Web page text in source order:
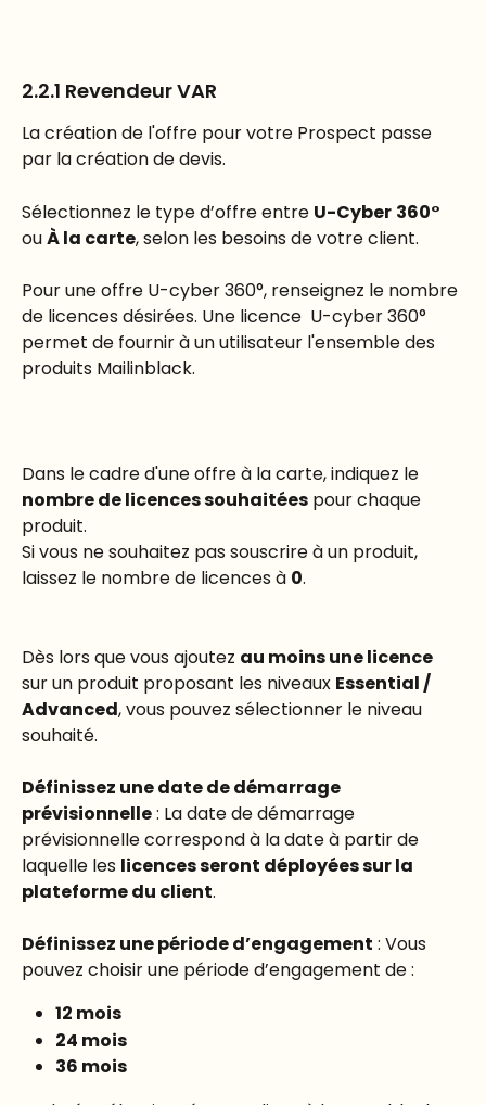
2.2.1 Revendeur VAR
La création de l'offre pour votre Prospect passe
par la création de devis.
Sélectionnez le type d’offre entre U-Cyber 360°
ou À la carte, selon les besoins de votre client.
Pour une offre U-cyber 360°, renseignez le nombre
de licences désirées. Une licence  U-cyber 360°
permet de fournir à un utilisateur l'ensemble des
produits Mailinblack.
Dans le cadre d'une offre à la carte, indiquez le
nombre de licences souhaitées pour chaque
produit.
Si vous ne souhaitez pas souscrire à un produit,
laissez le nombre de licences à 0.
Dès lors que vous ajoutez au moins une licence
sur un produit proposant les niveaux Essential /
Advanced, vous pouvez sélectionner le niveau
souhaité.
Définissez une date de démarrage
prévisionnelle : La date de démarrage
prévisionnelle correspond à la date à partir de
laquelle les licences seront déployées sur la
plateforme du client.
Définissez une période d’engagement : Vous
pouvez choisir une période d’engagement de :
12 mois
24 mois
36 mois